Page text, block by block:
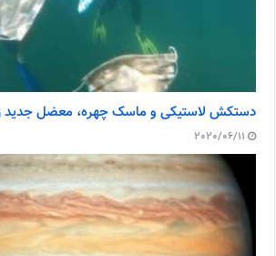
دستکش لاستیکی و ماسک چهره، معضل
2020/06/11